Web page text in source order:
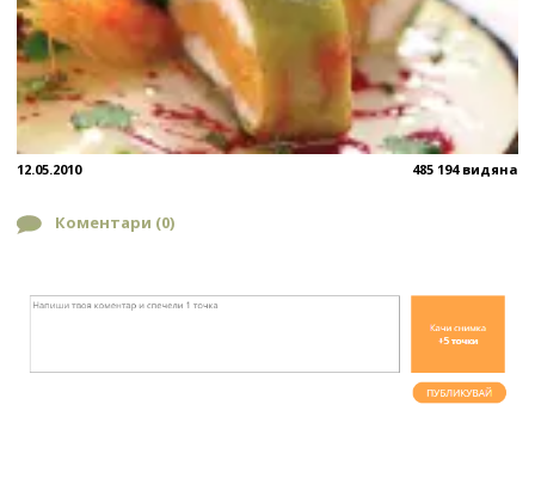
12.05.2010 485 194 видяна
Коментари (0)